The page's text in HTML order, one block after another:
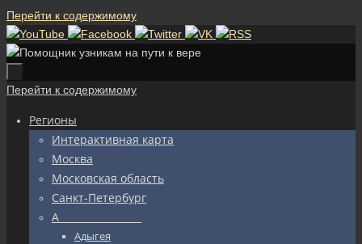
Перейти к содержимому
Перейти к содержимому
Регионы
Интерактивная карта
Москва
Московская область
Санкт-Петербург
А_________________
Адыгея